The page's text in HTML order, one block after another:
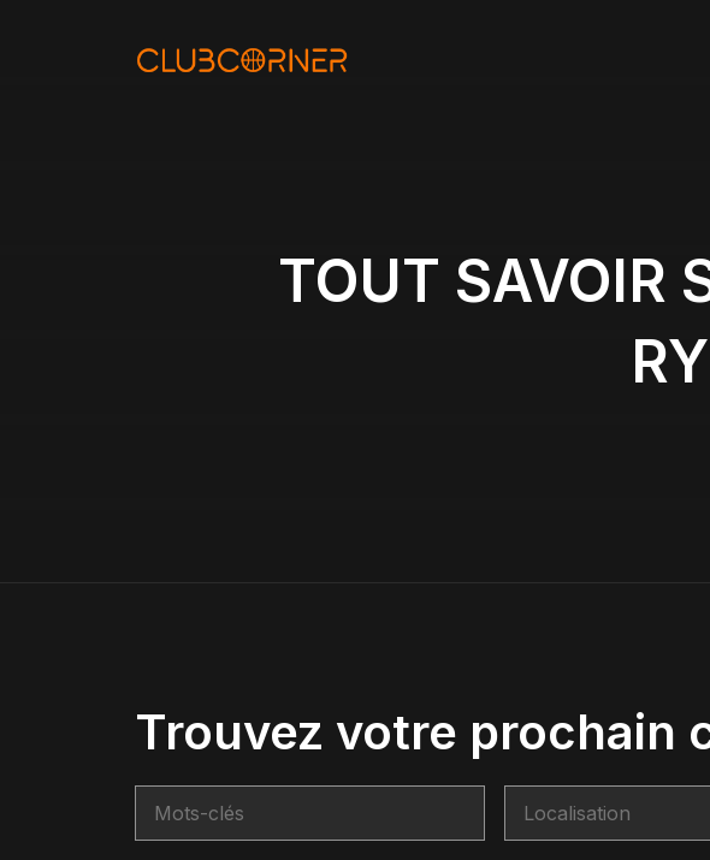
TOUT SAVOIR
Trouvez votre prochain